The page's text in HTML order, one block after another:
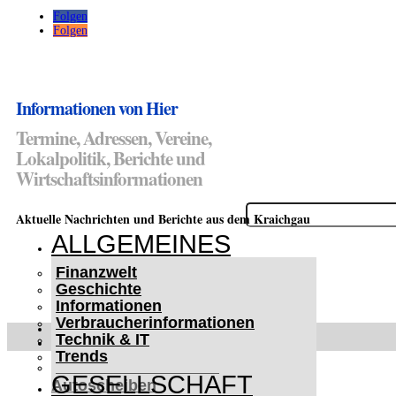
Folgen
Folgen
Informationen von Hier
Termine, Adressen, Vereine,
Lokalpolitik, Berichte und
Wirtschaftsinformationen
Suchen
nach:
Aktuelle Nachrichten und Berichte aus dem Kraichgau
ALLGEMEINES
Finanzwelt
Geschichte
Informationen
Verbraucherinformationen
Technik & IT
Trends
GESELLSCHAFT
WETTERWARNUNGEN
WINTER IM KRAICHGAU
Lifehacks für vereiste
Autoscheiben